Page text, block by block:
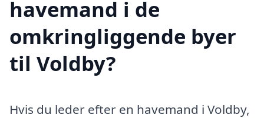
havemand i de
omkringliggende byer
til Voldby?
Hvis du leder efter en havemand i Voldby,